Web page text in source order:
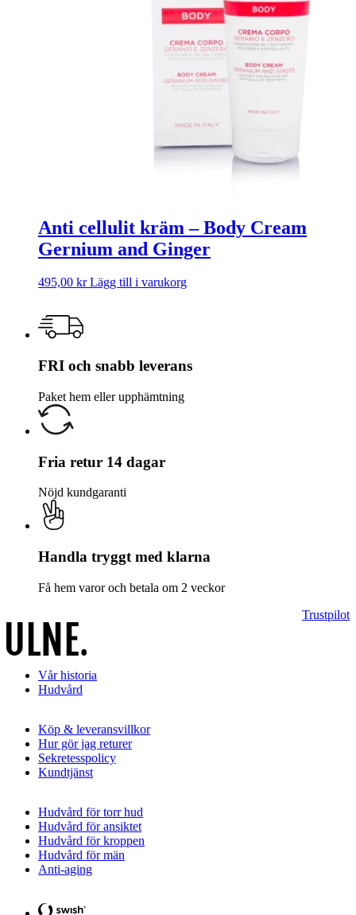
Anti cellulit kräm – Body Cream
Gernium and Ginger
495,00 kr Lägg till i varukorg
FRI och snabb leverans
Paket hem eller upphämtning
Fria retur 14 dagar
Nöjd kundgaranti
Handla tryggt med klarna
Få hem varor och betala om 2 veckor
Trustpilot
Vår historia
Hudvård
Köp & leveransvillkor
Hur gör jag returer
Sekretesspolicy
Kundtjänst
Hudvård för torr hud
Hudvård för ansiktet
Hudvård för kroppen
Hudvård för män
Anti-aging